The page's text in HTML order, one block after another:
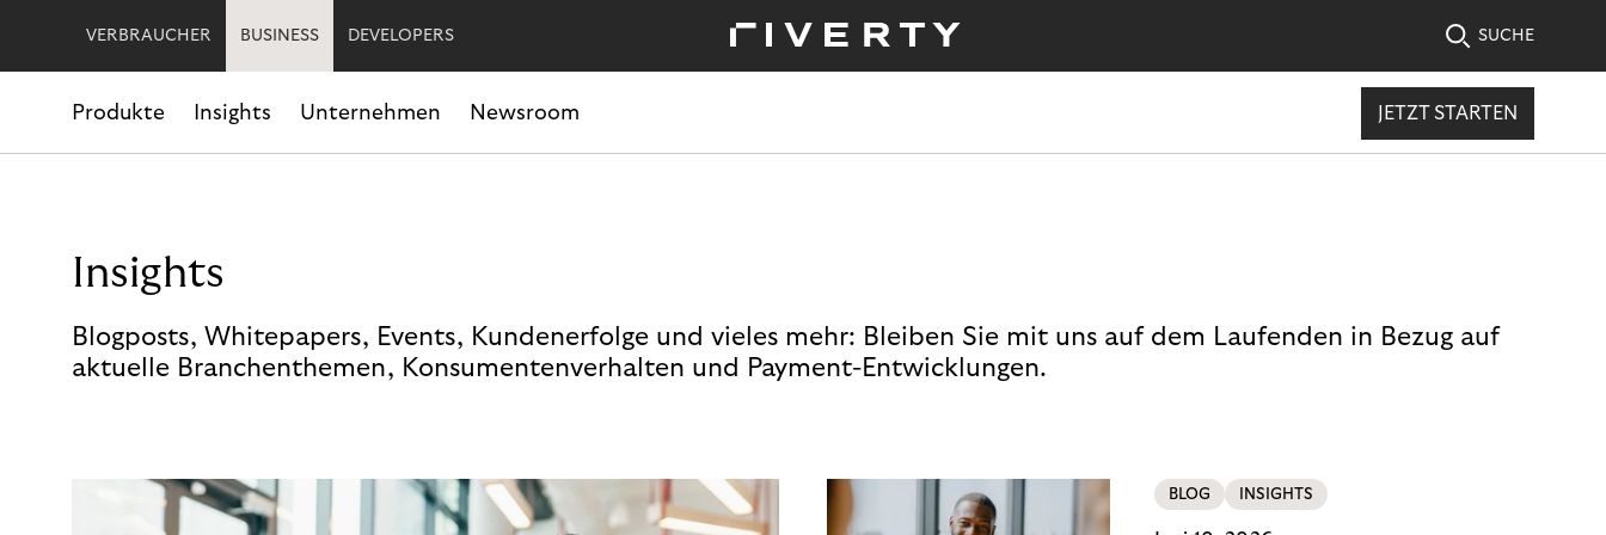
VERBRAUCHER BUSINESS DEVELOPERS SUCHE
Produkte Insights Unternehmen Newsroom JETZT STARTEN
Insights
Blogposts, Whitepapers, Events, Kundenerfolge und vieles mehr: Bleiben Sie mit uns auf dem Laufenden in Bezug auf
aktuelle Branchenthemen, Konsumentenverhalten und Payment-Entwicklungen.
BLOG INSIGHTS